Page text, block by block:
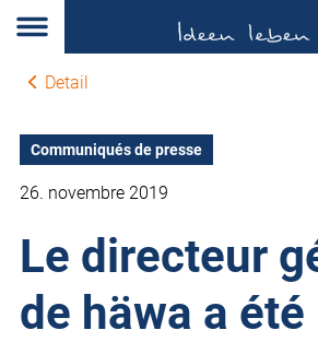
Detail
Communiqués de presse
26. novembre 2019
Le directeur
de häwa a été